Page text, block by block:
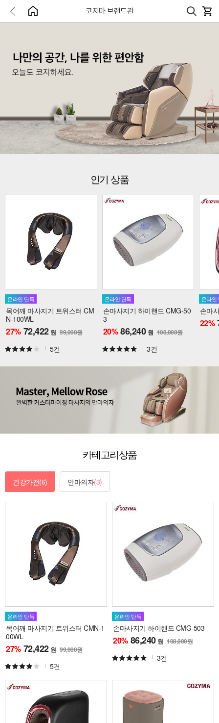
코지마 브랜드관
인기 상품
온라인 단독
목어깨 마사지기 트위스터 CM
N-100WL
27% 72,422 원 99,000원
5건
온라인 단독
손마사지기 하이핸드 CMG-50
3
20% 86,240 원 108,000원
3건
온라인
손마
22%
카테고리상품
건강가전(6) 안마의자(3)
온라인 단독
목어깨 마사지기 트위스터 CMN-1
00WL
27% 72,422 원 99,000원
5건
온라인 단독
손마사지기 하이핸드 CMG-503
20% 86,240 원 108,000원
3건